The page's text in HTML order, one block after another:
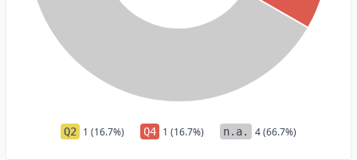
Q2 1 (16.7%) Q4 1 (16.7%) n.a. 4 (66.7%)